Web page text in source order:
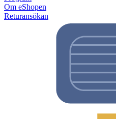
Om eShopen
Returansökan